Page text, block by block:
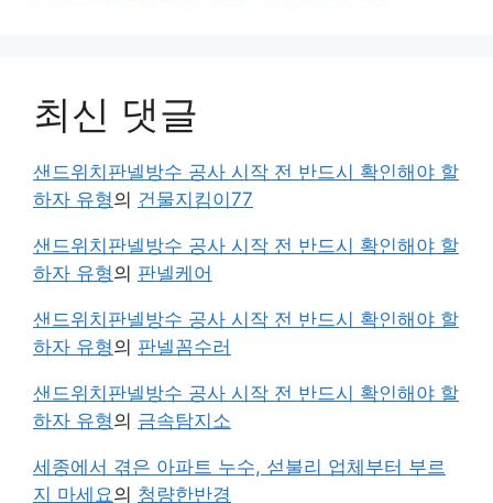
최신 댓글
샌드위치판넬방수 공사 시작 전 반드시 확인해야 할
하자 유형의 건물지킴이77
샌드위치판넬방수 공사 시작 전 반드시 확인해야 할
하자 유형의 판넬케어
샌드위치판넬방수 공사 시작 전 반드시 확인해야 할
하자 유형의 판넬꼼수러
샌드위치판넬방수 공사 시작 전 반드시 확인해야 할
하자 유형의 금속탐지소
세종에서 겪은 아파트 누수, 섣불리 업체부터 부르
지 마세요의 청량한반경